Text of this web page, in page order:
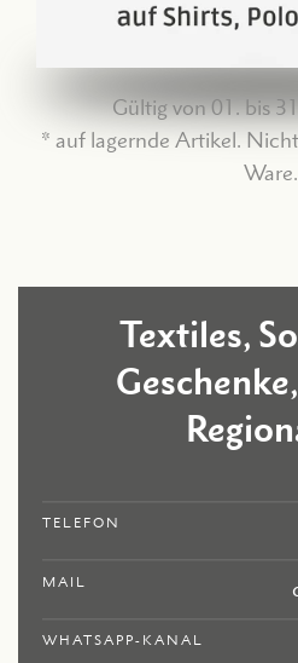
Gültig von 01. bis
* auf lagernde Artikel.
Ware.
Textiles,
TELEFON
MAIL
WHATSAPP-KANAL